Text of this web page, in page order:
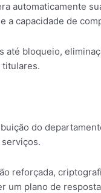
automaticamente
a capacidade de
bloqueio,
titulares.
do
reforçada,
plano de